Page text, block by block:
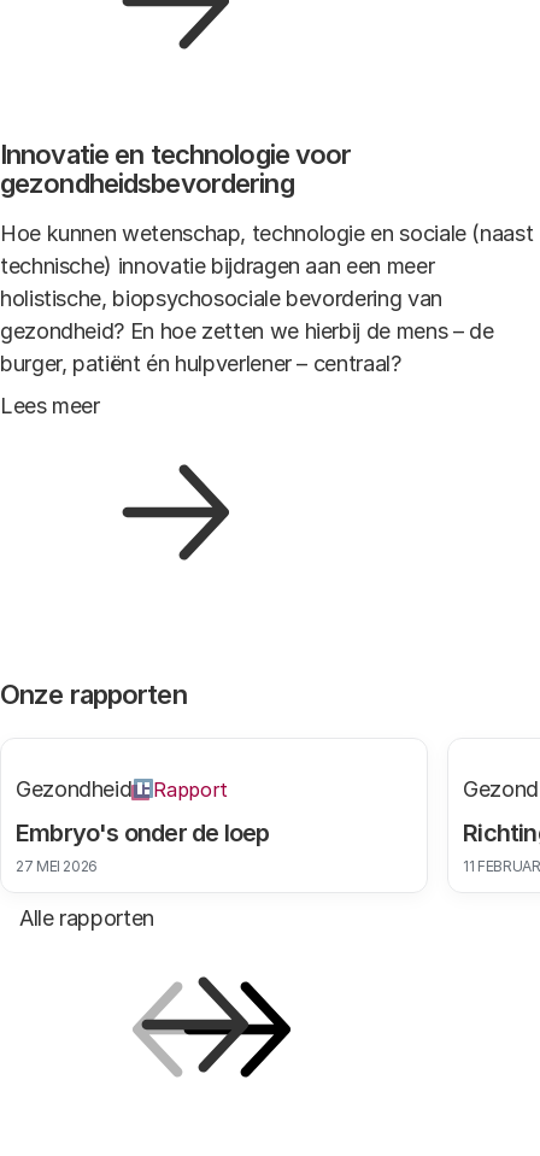
Innovatie en technologie voor
gezondheidsbevordering
Hoe kunnen wetenschap, technologie en sociale (naast
technische) innovatie bijdragen aan een meer
holistische, biopsychosociale bevordering van
gezondheid? En hoe zetten we hierbij de mens – de
burger, patiënt én hulpverlener – centraal?
Lees meer
Onze rapporten
Alle rapporten
Embryo's onder de loep
Gezondheid Rapport
27 MEI 2026 11